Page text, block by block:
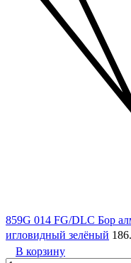
859G 014 FG/DLC Бор
игловидный зелёный
В корзину